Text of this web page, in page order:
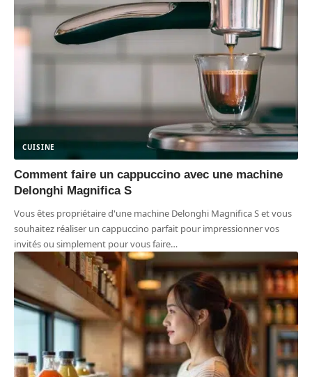
CUISINE
Comment faire un cappuccino avec une machine
Delonghi Magnifica S
Vous êtes propriétaire d'une machine Delonghi Magnifica S et vous
souhaitez réaliser un cappuccino parfait pour impressionner vos
invités ou simplement pour vous faire…